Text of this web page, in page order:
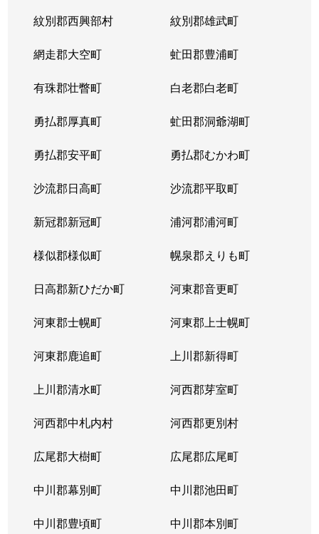
紋別郡西興部村 紋別郡雄武町
網走郡大空町 虻田郡豊浦町
有珠郡壮瞥町 白老郡白老町
勇払郡厚真町 虻田郡洞爺湖町
勇払郡安平町 勇払郡むかわ町
沙流郡日高町 沙流郡平取町
新冠郡新冠町 浦河郡浦河町
様似郡様似町 幌泉郡えりも町
日高郡新ひだか町 河東郡音更町
河東郡士幌町 河東郡上士幌町
河東郡鹿追町 上川郡新得町
上川郡清水町 河西郡芽室町
河西郡中札内村 河西郡更別村
広尾郡大樹町 広尾郡広尾町
中川郡幕別町 中川郡池田町
中川郡豊頃町 中川郡本別町